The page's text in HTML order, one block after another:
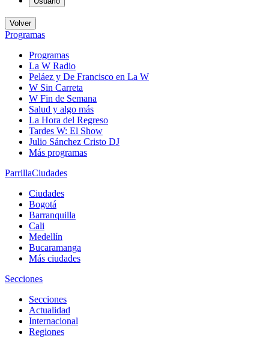
Volver
Programas
Programas
La W Radio
Peláez y De Francisco en La W
W Sin Carreta
W Fin de Semana
Salud y algo más
La Hora del Regreso
Tardes W: El Show
Julio Sánchez Cristo DJ
Más programas
ParrillaCiudades
Ciudades
Bogotá
Barranquilla
Cali
Medellín
Bucaramanga
Más ciudades
Secciones
Secciones
Actualidad
Internacional
Regiones